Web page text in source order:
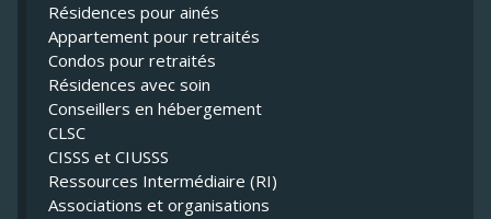
Résidences pour ainés
Appartement pour retraités
Condos pour retraités
Résidences avec soin
Conseillers en hébergement
CLSC
CISSS et CIUSSS
Ressources Intermédiaire (RI)
Associations et organisations